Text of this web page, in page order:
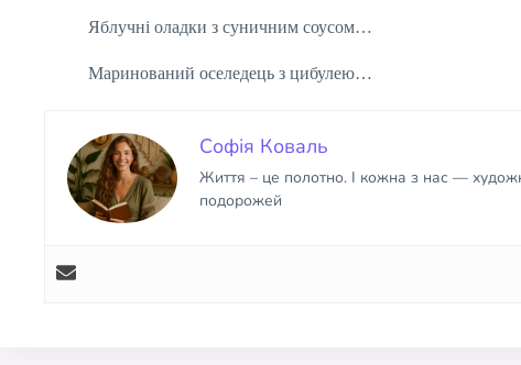
Яблучні оладки з суничним соусом…
Маринований оселедець з цибулею…
Софія Коваль
Життя – це полотно. І кожна з нас —
подорожей